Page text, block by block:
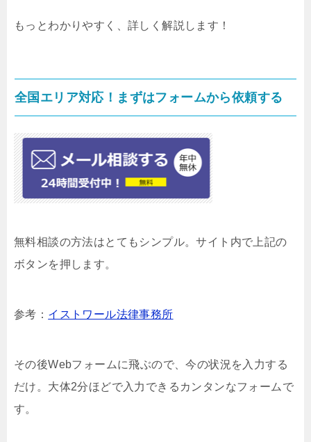
もっとわかりやすく、詳しく解説します！
全国エリア対応！まずはフォームから依頼する
無料相談の方法はとてもシンプル。サイト内で上記の
ボタンを押します。
参考： イストワール法律事務所
その後Webフォームに飛ぶので、今の状況を入力する
だけ。大体2分ほどで入力できるカンタンなフォームで
す。